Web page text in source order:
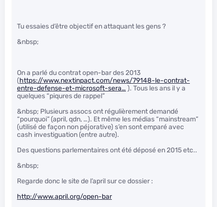
Tu essaies d’être objectif en attaquant les gens ?
&nbsp;
On a parlé du contrat open-bar des 2013
(https://www.nextinpact.com/news/79148-le-contrat-
entre-defense-et-microsoft-sera… ). Tous les ans il y a
quelques “piqures de rappel”
&nbsp; Plusieurs assocs ont régulièrement demandé
“pourquoi” (april, qdn, …). Et même les médias “mainstream”
(utilisé de façon non péjorative) s’en sont emparé avec
cash investiguation (entre autre).
Des questions parlementaires ont été déposé en 2015 etc..
&nbsp;
Regarde donc le site de l’april sur ce dossier :
http://www.april.org/open-bar